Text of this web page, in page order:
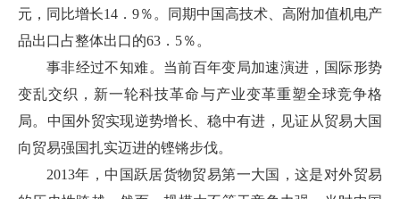
元，同比增长14．9％。同期中国高技术、高附加值机电产
品出口占整体出口的63．5％。
事非经过不知难。当前百年变局加速演进，国际形势
变乱交织，新一轮科技革命与产业变革重塑全球竞争格
局。中国外贸实现逆势增长、稳中有进，见证从贸易大国
向贸易强国扎实迈进的铿锵步伐。
2013年，中国跃居货物贸易第一大国，这是对外贸易